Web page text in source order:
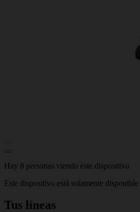
Hay 8 personas viendo este dispositivo
Este dispositivo está solamente
Tus líneas